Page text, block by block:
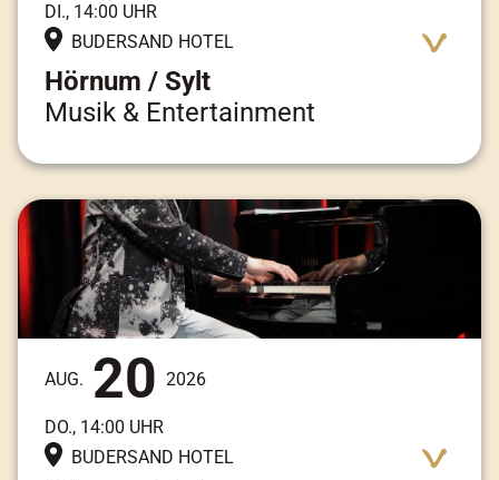
DI., 14:00 UHR
BUDERSAND HOTEL
Hörnum / Sylt
Musik & Entertainment
AUG. 20 2026
DO., 14:00 UHR
BUDERSAND HOTEL